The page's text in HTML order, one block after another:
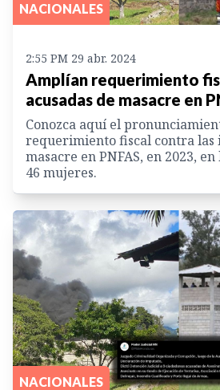
NACIONALES
2:55 PM 29 abr. 2024
Amplían requerimiento
acusadas de masacre en
Conozca aquí el
requerimiento fiscal contra las
masacre en PNFAS, en 2023,
46 mujeres.
NACIONALES